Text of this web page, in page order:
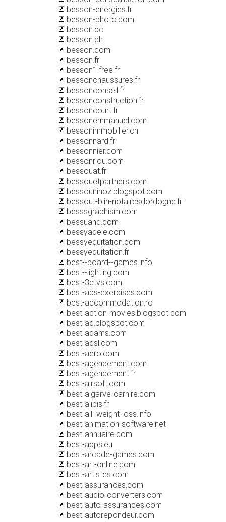
besson-energies.fr
besson-photo.com
besson.cc
besson.ch
besson.com
besson.fr
besson1.free.fr
bessonchaussures.fr
bessonconseil.fr
bessonconstruction.fr
bessoncourt.fr
bessonemmanuel.com
bessonimmobilier.ch
bessonnard.fr
bessonnier.com
bessonriou.com
bessouat.fr
bessouetpartners.com
bessouninoz.blogspot.com
bessout-blin-notairesdordogne.fr
besssgraphism.com
bessuand.com
bessyadele.com
bessyequitation.com
bessyequitation.fr
best--board--games.info
best--lighting.com
best-3dtvs.com
best-abs-exercises.com
best-accommodation.ro
best-action-movies.blogspot.com
best-ad.blogspot.com
best-adams.com
best-adsl.com
best-aero.com
best-agencement.com
best-agencement.fr
best-airsoft.com
best-algarve-carhire.com
best-alibis.fr
best-alli-weight-loss.info
best-animation-software.net
best-annuaire.com
best-apps.eu
best-arcade-games.com
best-art-online.com
best-artistes.com
best-assurances.com
best-audio-converters.com
best-auto-assurances.com
best-autorepondeur.com